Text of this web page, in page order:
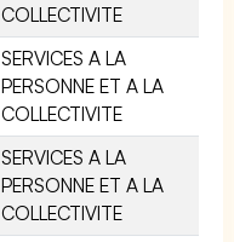
COLLECTIVITE
SERVICES A LA
PERSONNE ET A LA
COLLECTIVITE
SERVICES A LA
PERSONNE ET A LA
COLLECTIVITE